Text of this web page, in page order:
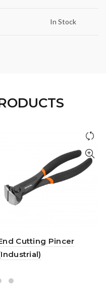
In Stock
Cutting Pincer